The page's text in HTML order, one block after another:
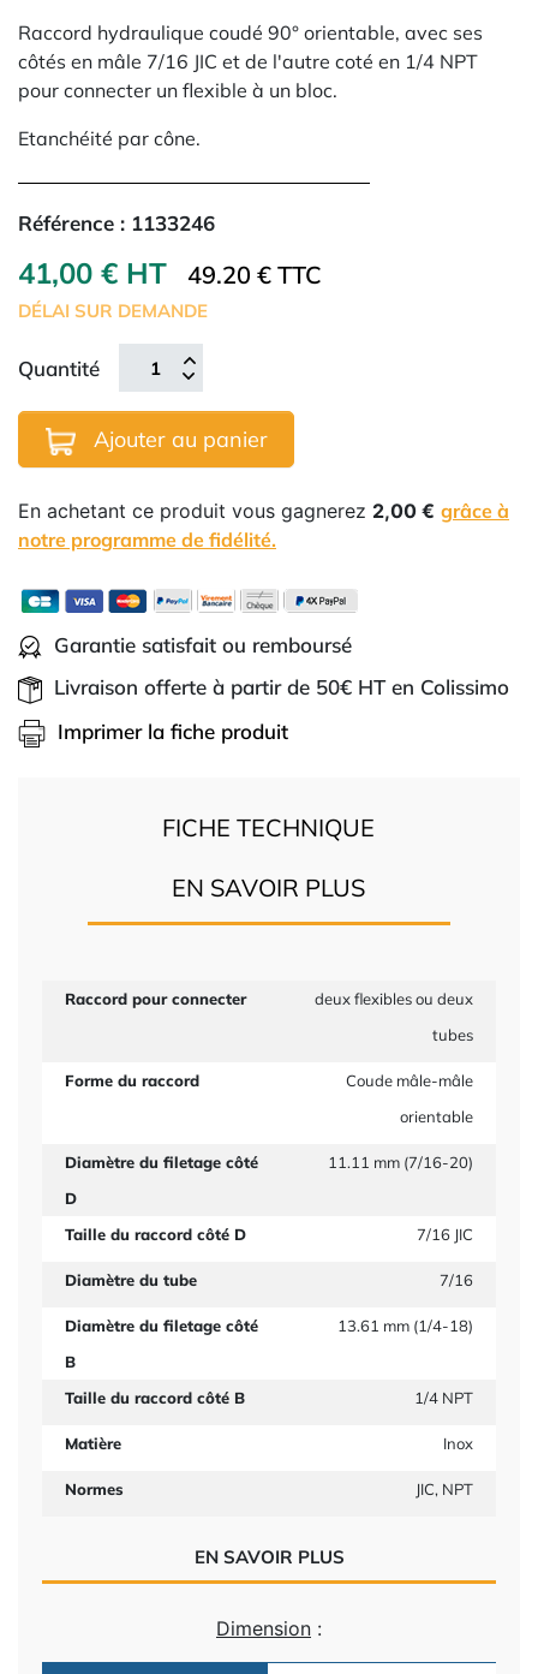
Raccord hydraulique coudé 90° orientable, avec ses
côtés en mâle 7/16 JIC et de l'autre coté en 1/4 NPT
pour connecter un flexible à un bloc.
Etanchéité par cône.
Référence : 1133246
41,00 € HT 49.20 € TTC
DÉLAI SUR DEMANDE
Quantité
Ajouter au panier
En achetant ce produit vous gagnerez 2,00 € grâce à
notre programme de fidélité.
Garantie satisfait ou remboursé
Livraison offerte à partir de 50€ HT en Colissimo
Imprimer la fiche produit
FICHE TECHNIQUE
EN SAVOIR PLUS
Raccord pour connecter
deux flexibles ou deux
tubes
Forme du raccord
Coude mâle-mâle
orientable
Diamètre du filetage côté
D
11.11 mm (7/16-20)
Taille du raccord côté D 7/16 JIC
Diamètre du tube 7/16
Diamètre du filetage côté
B
13.61 mm (1/4-18)
Taille du raccord côté B 1/4 NPT
Matière Inox
Normes JIC, NPT
EN SAVOIR PLUS
Dimension :